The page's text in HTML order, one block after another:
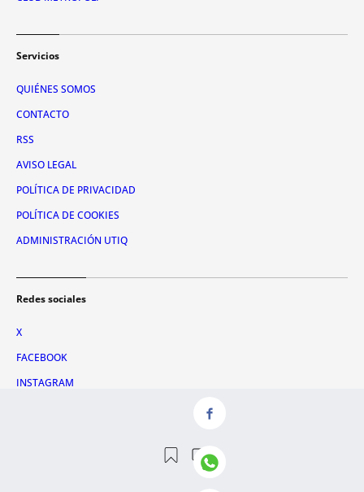
Servicios
QUIÉNES SOMOS
CONTACTO
RSS
AVISO LEGAL
POLÍTICA DE PRIVACIDAD
POLÍTICA DE COOKIES
ADMINISTRACIÓN UTIQ
Redes sociales
X
FACEBOOK
INSTAGRAM